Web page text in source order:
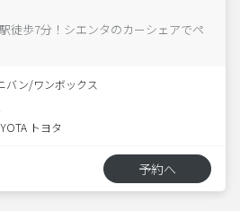
歩7分！シエンタのカーシェアでペ
バン/ワンボックス
トヨタ
予約へ